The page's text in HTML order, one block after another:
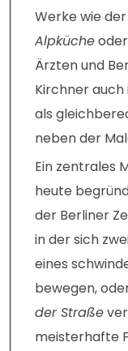
Werke wie
Alpküche
Ärzten und
Kirchner auch
als
neben der
Ein zentrales
heute
der Berliner
in der sich
eines
bewegen,
der Straße
meisterhafte